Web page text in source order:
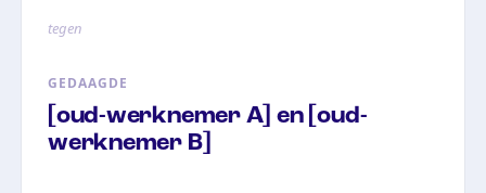
tegen
GEDAAGDE
[oud-werknemer A] en [oud-
werknemer B]